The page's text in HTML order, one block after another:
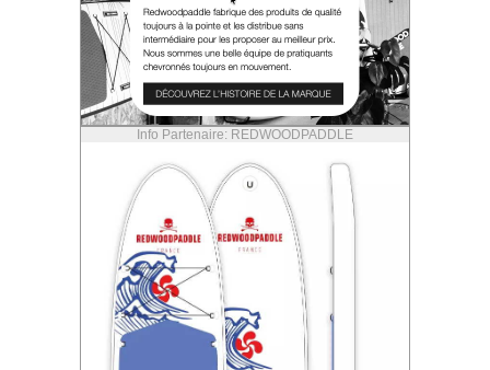
Info Partenaire: REDWOODPADDLE